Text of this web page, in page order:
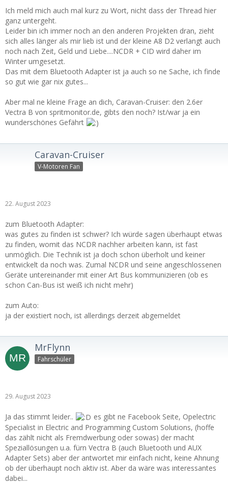
Ich meld mich auch mal kurz zu Wort, nicht dass der Thread hier
ganz untergeht.
Leider bin ich immer noch an den anderen Projekten dran, zieht
sich alles länger als mir lieb ist und der kleine A8 D2 verlangt auch
noch nach Zeit, Geld und Liebe....NCDR + CID wird daher im
Winter umgesetzt.
Das mit dem Bluetooth Adapter ist ja auch so ne Sache, ich finde
so gut wie gar nix gutes...
Aber mal ne kleine Frage an dich, Caravan-Cruiser: den 2.6er
Vectra B von spritmonitor.de, gibts den noch? Ist/war ja ein
wunderschönes Gefährt
Caravan-Cruiser
V-Motoren Fan
22. August 2023
zum Bluetooth Adapter:
was gutes zu finden ist schwer? Ich würde sagen überhaupt etwas
zu finden, womit das NCDR nachher arbeiten kann, ist fast
unmöglich. Die Technik ist ja doch schon überholt und keiner
entwickelt da noch was. Zumal NCDR und seine angeschlossenen
Geräte untereinander mit einer Art Bus kommunizieren (ob es
schon Can-Bus ist weiß ich nicht mehr)
zum Auto:
ja der existiert noch, ist allerdings derzeit abgemeldet
MrFlynn
Fahrschüler
29. August 2023
Ja das stimmt leider..
es gibt ne Facebook Seite, Opelectric
Specialist in Electric and Programming Custom Solutions, (hoffe
das zählt nicht als Fremdwerbung oder sowas) der macht
Speziallösungen u.a. fürn Vectra B (auch Bluetooth und AUX
Adapter Sets) aber der antwortet mir einfach nicht, keine Ahnung
ob der überhaupt noch aktiv ist. Aber da wäre was interessantes
dabei...